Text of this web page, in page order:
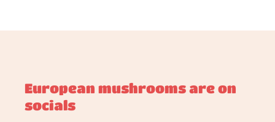
European mushrooms are on
socials